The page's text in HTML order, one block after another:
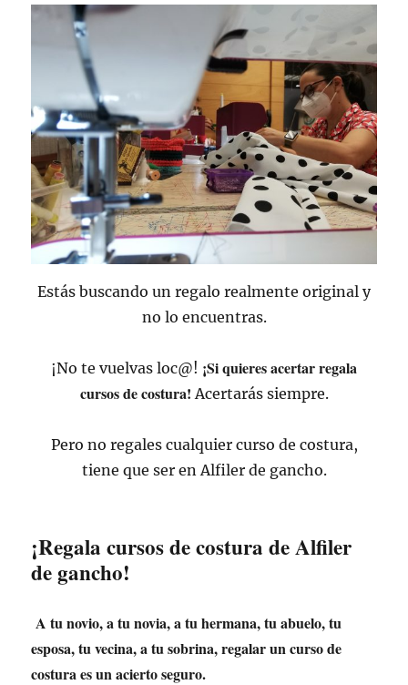
Estás buscando un regalo realmente original y
no lo encuentras.
¡No te vuelvas loc@! ¡Si quieres acertar regala
cursos de costura!Acertarás siempre.
Pero no regales cualquier curso de costura,
tiene que ser en Alfiler de gancho.
¡Regala cursos de costura de Alfiler
de gancho!
A tu novio, a tu novia, a tu hermana, tu abuelo, tu
esposa, tu vecina, a tu sobrina, regalar un curso de
costura es un acierto seguro.